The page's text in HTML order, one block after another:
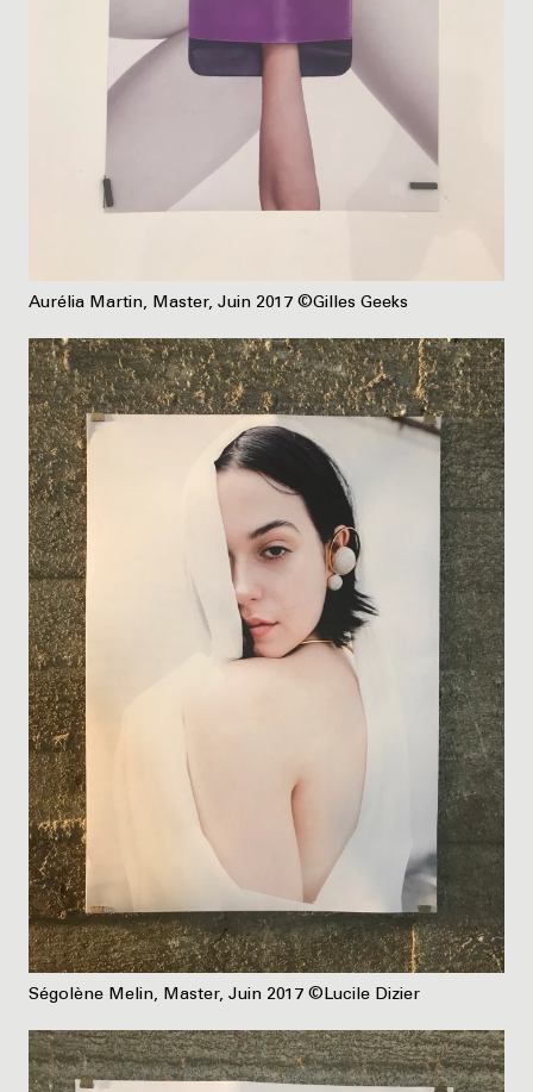
Aurélia Martin, Master, Juin 2017 ©Gilles Geeks
Ségolène Melin, Master, Juin 2017 ©Lucile Dizier